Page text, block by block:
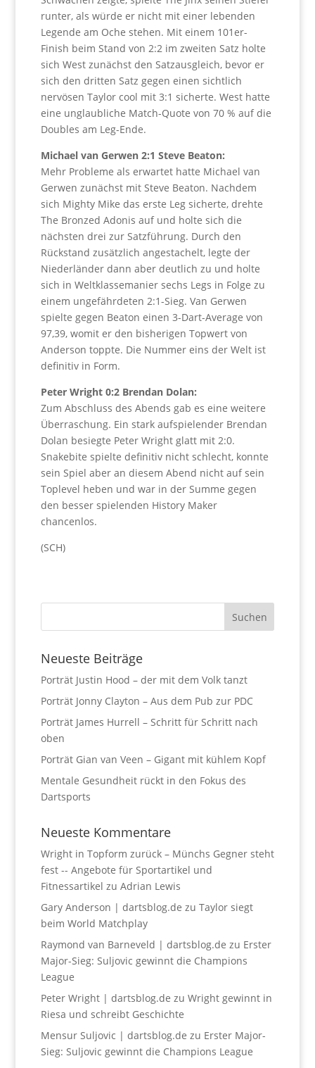
runter, als würde er nicht mit einer lebenden
Legende am Oche stehen. Mit einem 101er-
Finish beim Stand von 2:2 im zweiten Satz holte
sich West zunächst den Satzausgleich, bevor er
sich den dritten Satz gegen einen sichtlich
nervösen Taylor cool mit 3:1 sicherte. West hatte
eine unglaubliche Match-Quote von 70 % auf die
Doubles am Leg-Ende.
Michael van Gerwen 2:1 Steve Beaton:
Mehr Probleme als erwartet hatte Michael van
Gerwen zunächst mit Steve Beaton. Nachdem
sich Mighty Mike das erste Leg sicherte, drehte
The Bronzed Adonis auf und holte sich die
nächsten drei zur Satzführung. Durch den
Rückstand zusätzlich angestachelt, legte der
Niederländer dann aber deutlich zu und holte
sich in Weltklassemanier sechs Legs in Folge zu
einem ungefährdeten 2:1-Sieg. Van Gerwen
spielte gegen Beaton einen 3-Dart-Average von
97,39, womit er den bisherigen Topwert von
Anderson toppte. Die Nummer eins der Welt ist
definitiv in Form.
Peter Wright 0:2 Brendan Dolan:
Zum Abschluss des Abends gab es eine weitere
Überraschung. Ein stark aufspielender Brendan
Dolan besiegte Peter Wright glatt mit 2:0.
Snakebite spielte definitiv nicht schlecht, konnte
sein Spiel aber an diesem Abend nicht auf sein
Toplevel heben und war in der Summe gegen
den besser spielenden History Maker
chancenlos.
(SCH)
Neueste Beiträge
Porträt Justin Hood – der mit dem Volk tanzt
Porträt Jonny Clayton – Aus dem Pub zur PDC
Porträt James Hurrell – Schritt für Schritt nach
oben
Porträt Gian van Veen – Gigant mit kühlem Kopf
Mentale Gesundheit rückt in den Fokus des
Dartsports
Neueste Kommentare
Wright in Topform zurück – Münchs Gegner steht
fest -- Angebote für Sportartikel und
Fitnessartikel zu Adrian Lewis
Gary Anderson | dartsblog.de zu Taylor siegt
beim World Matchplay
Raymond van Barneveld | dartsblog.de zu Erster
Major-Sieg: Suljovic gewinnt die Champions
League
Peter Wright | dartsblog.de zu Wright gewinnt in
Riesa und schreibt Geschichte
Mensur Suljovic | dartsblog.de zu Erster Major-
Sieg: Suljovic gewinnt die Champions League